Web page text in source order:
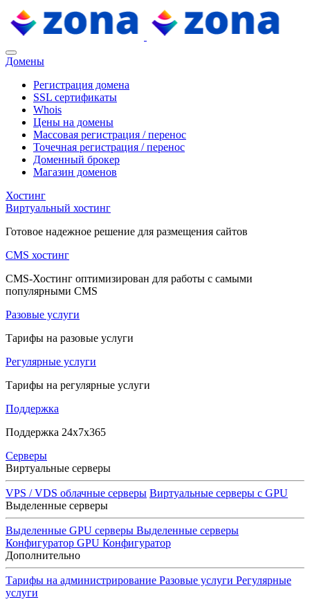
Домены
Регистрация домена
SSL сертификаты
Whois
Цены на домены
Массовая регистрация / перенос
Точечная регистрация / перенос
Доменный брокер
Магазин доменов
Хостинг
Виртуальный хостинг
Готовое надежное решение для размещения сайтов
CMS хостинг
CMS-Хостинг оптимизирован для работы с самыми
популярными CMS
Разовые услуги
Тарифы на разовые услуги
Регулярные услуги
Тарифы на регулярные услуги
Поддержка
Поддержка 24x7x365
Серверы
Виртуальные серверы
VPS / VDS облачные серверы Виртуальные серверы с GPU
Выделенные серверы
Выделенные GPU серверы Выделенные серверы
Конфигуратор GPU Конфигуратор
Дополнительно
Тарифы на администрирование Разовые услуги Регулярные
услуги